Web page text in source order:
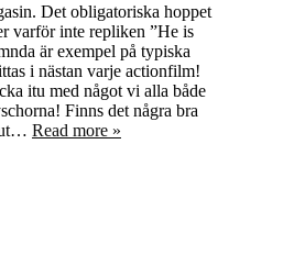
Det obligatoriska hoppet
varför inte repliken ”He is
är exempel på typiska
i nästan varje actionfilm!
itu med något vi alla både
Finns det några bra
Read more »